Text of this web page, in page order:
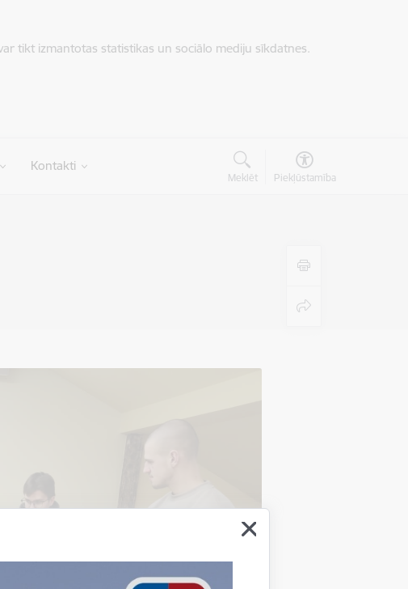
tikt izmantotas statistikas un sociālo mediju sīkdatnes.
Kontakti
Meklēt Piekļūstamība